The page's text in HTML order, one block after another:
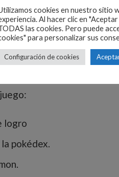
EN TELEGRAM
logro
pokédex.
cookies en nuestro sitio
Al hacer clic en
las cookies. Pero puede
para personalizar sus
Configuración de cookies